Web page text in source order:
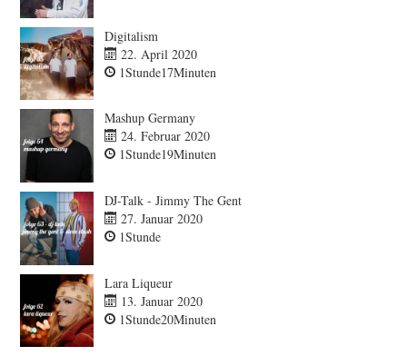
Digitalism
22. April 2020
1Stunde17Minuten
Mashup Germany
24. Februar 2020
1Stunde19Minuten
DJ-Talk - Jimmy The Gent
27. Januar 2020
1Stunde
Lara Liqueur
13. Januar 2020
1Stunde20Minuten